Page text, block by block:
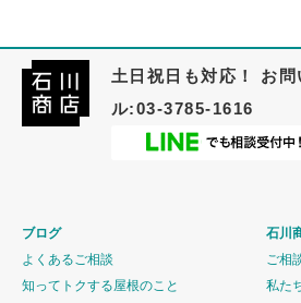
土日祝日も対応！ お
ル:03-3785-1616
ブログ
よくあるご相談
知ってトクする屋根のこと
石川
ご相
私た